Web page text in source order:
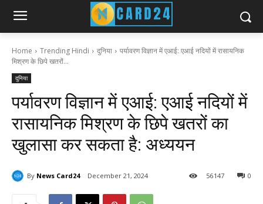
Home Trending Hindi दुनिया
पर्यावरण विज्ञान में एआई: एआई नदियों में रासायनिक
मिश्रण के छिपे खतरों...
दुनिया
पर्यावरण विज्ञान में एआई: एआई नदियों में
रासायनिक मिश्रण के छिपे खतरों का
खुलासा कर सकता है: अध्ययन
By News Card24 December 21, 2024 0
56147